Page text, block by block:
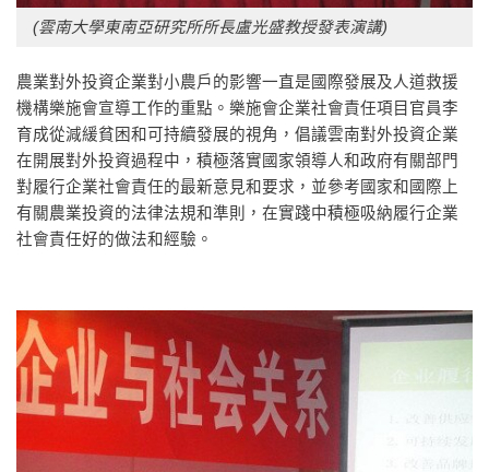
(雲南大學東南亞研究所所長盧光盛教授發表演講)
農業對外投資企業對小農戶的影響一直是國際發展及人道救援
機構樂施會宣導工作的重點。樂施會企業社會責任項目官員李
育成從減緩貧困和可持續發展的視角，倡議雲南對外投資企業
在開展對外投資過程中，積極落實國家領導人和政府有關部門
對履行企業社會責任的最新意見和要求，並參考國家和國際上
有關農業投資的法律法規和準則，在實踐中積極吸納履行企業
社會責任好的做法和經驗。